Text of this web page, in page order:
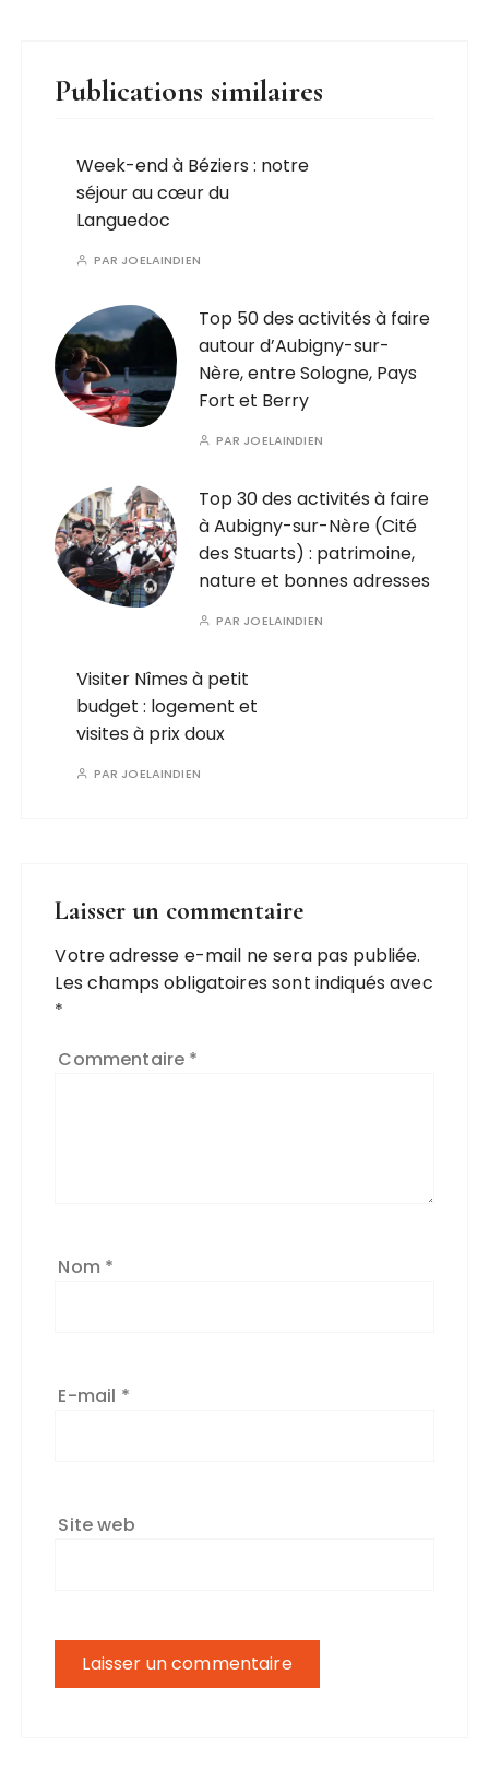
Publications similaires
Week-end à Béziers : notre
séjour au cœur du
Languedoc
PAR JOELAINDIEN
Top 50 des activités à faire
autour d’Aubigny-sur-
Nère, entre Sologne, Pays
Fort et Berry
PAR JOELAINDIEN
Top 30 des activités à faire
à Aubigny-sur-Nère (Cité
des Stuarts) : patrimoine,
nature et bonnes adresses
PAR JOELAINDIEN
Visiter Nîmes à petit
budget : logement et
visites à prix doux
PAR JOELAINDIEN
Laisser un commentaire
Votre adresse e-mail ne sera pas publiée.
Les champs obligatoires sont indiqués avec
*
Commentaire *
Nom *
E-mail *
Site web